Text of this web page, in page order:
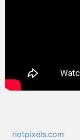
riotpixels.com